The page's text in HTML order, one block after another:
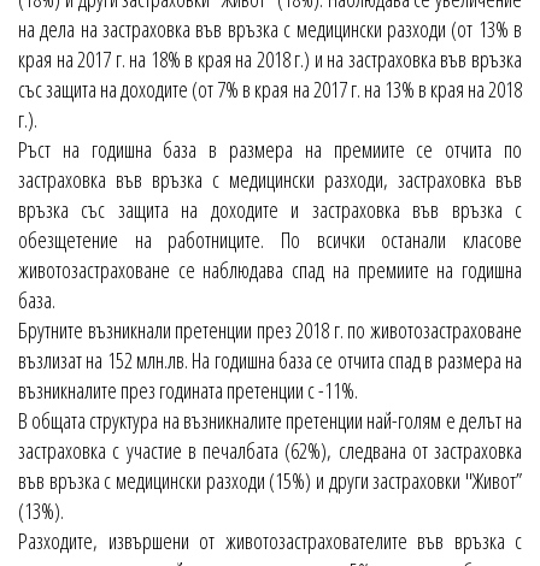
на дела на застраховка във връзка с медицински разходи (от 13% в
края на 2017 г. на 18% в края на 2018 г.) и на застраховка във връзка
със защита на доходите (от 7% в края на 2017 г. на 13% в края на 2018
г.).
Ръст на годишна база в размера на премиите се отчита по
застраховка във връзка с медицински разходи, застраховка във
връзка със защита на доходите и застраховка във връзка с
обезщетение на работниците. По всички останали класове
животозастраховане се наблюдава спад на премиите на годишна
база.
Брутните възникнали претенции през 2018 г. по животозастраховане
възлизат на 152 млн.лв. На годишна база се отчита спад в размера на
възникналите през годината претенции с -11%.
В общата структура на възникналите претенции най-голям е делът на
застраховка с участие в печалбата (62%), следвана от застраховка
във връзка с медицински разходи (15%) и други застраховки "Живот”
(13%).
Разходите, извършени от животозастрахователите във връзка с